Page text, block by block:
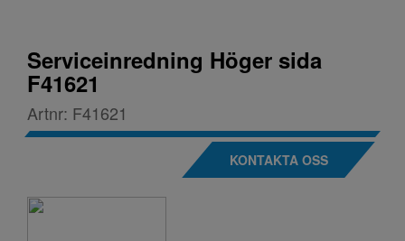
Serviceinredning Höger sida
F41621
Artnr: F41621
KONTAKTA OSS